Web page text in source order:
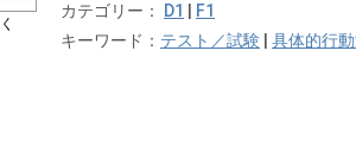
カテゴリー：
D1
F1
キーワード： テスト／試験 具体的行